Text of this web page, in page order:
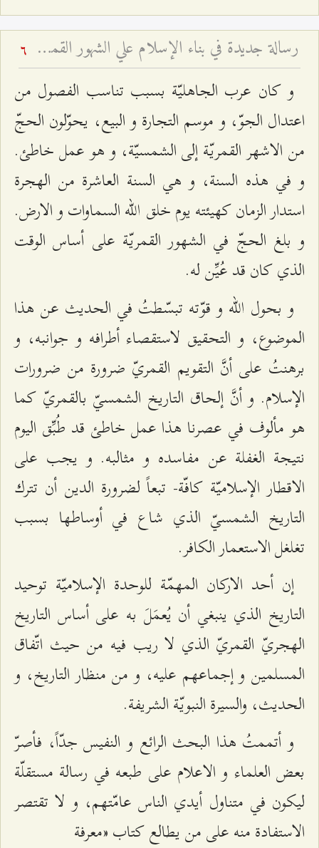
رسالة‌ جديدة‌ في‌ بناء الإسلام‌ علي الشهور القمرية - و تفسير آية: (إِنَّ عِدَّةَ الشُّهُورِ عِنْدَ اللَّهِ اثْنا عَشَرَ شَهْراً فِي كِتابِ اللَّهِ يَوْمَ خَلَقَ السَّماواتِ وَ الْأَرْضَ مِنْها أَرْبَعَةٌ حُرُمٌ ذلِكَ الدِّينُ الْقَيِّم‏) - بحث تفسيري روائي فقهي وتاريخي 6
و كان عرب الجاهليّة بسبب تناسب الفصول من
اعتدال الجوّ، و موسم التجارة و البيع، يحوّلون الحجّ
من الاشهر القمريّة إلى الشمسيّة، و هو عمل خاطئ.
و في هذه السنة، و هي السنة العاشرة من الهجرة
استدار الزمان كهيئته يوم خلق الله السماوات و الارض.
و بلغ الحجّ في الشهور القمريّة على أساس الوقت
الذي كان قد عُيِّن له.
و بحول الله و قوّته تبسّطتُ في الحديث عن هذا
الموضوع، و التحقيق لاستقصاء أطرافه و جوانبه، و
برهنتُ على أنَّ التقويم القمريّ ضرورة من ضرورات
الإسلام. و أنَّ إلحاق التاريخ الشمسيّ بالقمريّ كما
هو مألوف في عصرنا هذا عمل خاطئ قد طُبِّق اليوم
نتيجة الغفلة عن مفاسده و مثالبه. و يجب على
الاقطار الإسلاميّة كافّة- تبعاً لضرورة الدين أن تترك
التاريخ الشمسيّ الذي شاع في أوساطها بسبب
تغلغل الاستعمار الكافر.
إن أحد الاركان المهمّة للوحدة الإسلاميّة توحيد
التاريخ الذي ينبغي أن يُعمَلَ به على أساس التاريخ
الهجريّ القمريّ الذي لا ريب فيه من حيث اتّفاق
المسلمين و إجماعهم عليه، و من منظار التاريخ، و
الحديث، والسيرة النبويّة الشريفة.
و أتممتُ هذا البحث الرائع و النفيس جدّاً، فأصرّ
بعض العلماء و الاعلام على طبعه في رسالة مستقلّة
ليكون في متناول أيدي الناس عامّتهم، و لا تقتصر
الاستفادة منه على من يطالع كتاب «معرفة